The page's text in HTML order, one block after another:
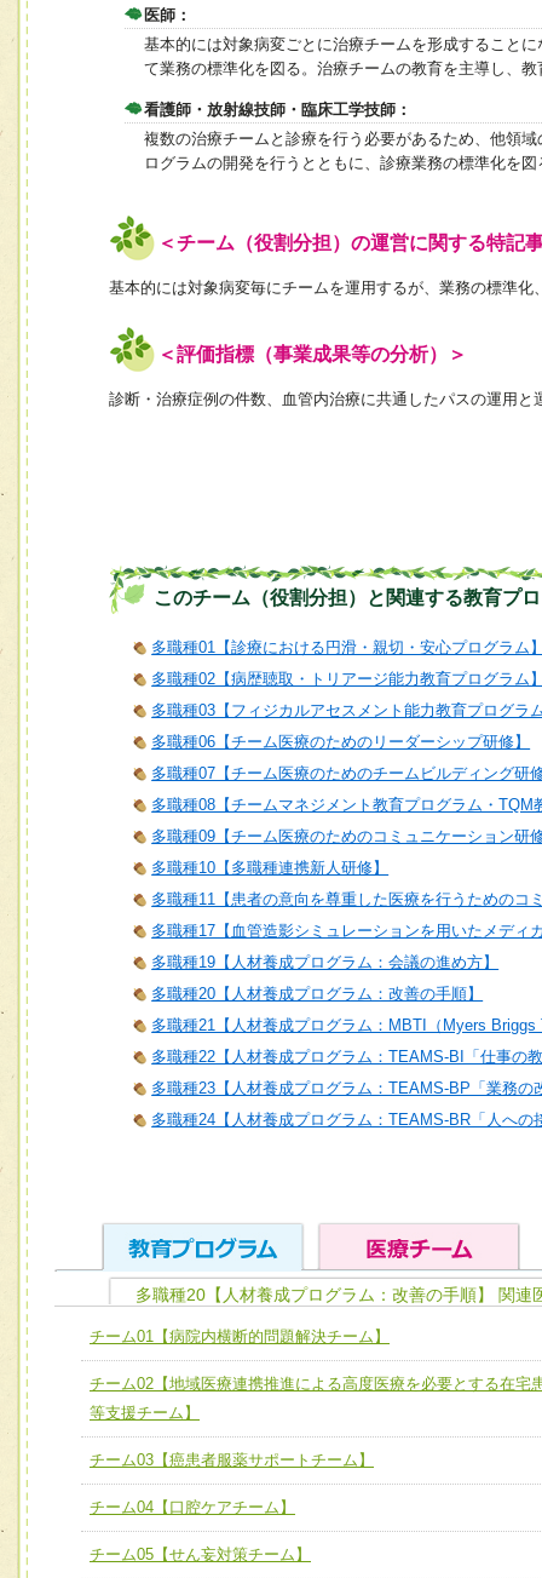
医師：
基本的には対象病変ごとに治療チームを形成すること
て業務の標準化を図る。治療チームの教育を主導し、
看護師・放射線技師・臨床工学技師：
複数の治療チームと診療を行う必要があるため、他領
ログラムの開発を行うとともに、診療業務の標準化を図
＜チーム（役割分担）の運営に関する特記
基本的には対象病変毎にチームを運用するが、業務の標準
＜評価指標（事業成果等の分析）＞
診断・治療症例の件数、血管内治療に共通したパスの運用と
このチーム（役割分担）と関連する教育プ
多職種01【診療における円滑・親切・安心プログラム
多職種02【病歴聴取・トリアージ能力教育プログラム
多職種03【フィジカルアセスメント能力教育プログラ
多職種06【チーム医療のためのリーダーシップ研修】
多職種07【チーム医療のためのチームビルディング研
多職種08【チームマネジメント教育プログラム・TQM
多職種09【チーム医療のためのコミュニケーション研
多職種10【多職種連携新人研修】
多職種11【患者の意向を尊重した医療を行うためのコ
多職種17【血管造影シミュレーションを用いたメディ
多職種19【人材養成プログラム：会議の進め方】
多職種20【人材養成プログラム：改善の手順】
多職種21【人材養成プログラム：MBTI（Myers
多職種22【人材養成プログラム：TEAMS-BI「仕事の
多職種23【人材養成プログラム：TEAMS-BP「業務の
多職種24【人材養成プログラム：TEAMS-BR「人への
ユニット１ 医療人としての基礎能力
全人的医療を実践する医療人として、必要な基礎能力を身
ける
必要に応じて柔軟に医療チームを組織し、強調できる
ユニット３ 多職種連携力
他職種の視点とスキルを学び、相互理解と連携を深める
チーム01【病院内横断的問題解決チーム】
チーム02【地域医療連携推進による高度医療を必要とする
宅患者等支援チーム】
チーム05【せん妄対策チーム】
多職種20【人材養成プログラム：改善の手順】 関連
チーム01【病院内横断的問題解決チーム】
チーム02【地域医療連携推進による高度医療を必要とする在宅
等支援チーム】
チーム03【癌患者服薬サポートチーム】
チーム04【口腔ケアチーム】
チーム05【せん妄対策チーム】